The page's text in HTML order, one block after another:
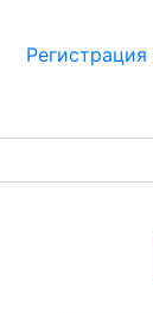
Регистрация